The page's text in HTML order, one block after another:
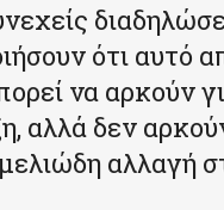
ότι αυτό
να αρκούν
αλλά δεν
αλλαγή